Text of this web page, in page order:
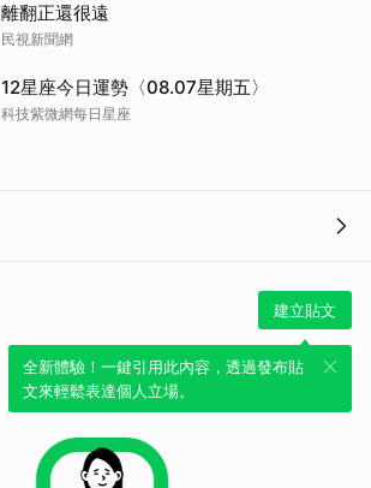
離翻正還很遠
民視新聞網
12星座今日運勢〈08.07星期五〉
科技紫微網每日星座
建立貼文
全新體驗！一鍵引用此內容，透過發布貼
文來輕鬆表達個人立場。